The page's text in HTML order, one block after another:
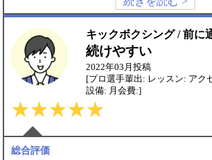
わたし自身を含め、プロになるというよりは
レッスン評価
◎良い
スキルうんぬんについてはあまりよくわかっ
すが、ダイエット効果はありました。
アクセスと立地評価 ◎良い
公共の交通機関を使う時には、なかなかアク
キックボクシング / 前に
続けやすい
2022年03月投稿
[プロ選手輩出: レッスン: アク
設備: 月会費:]
総合評価